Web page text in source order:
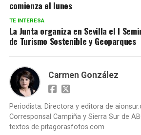
comienza el lunes
TE INTERESA
La Junta organiza en Sevilla el I
de Turismo Sostenible y Geoparques
Carmen González
Periodista. Directora y editora de
Corresponsal Campiña y Sierra Sur de
textos de pitagorasfotos.com